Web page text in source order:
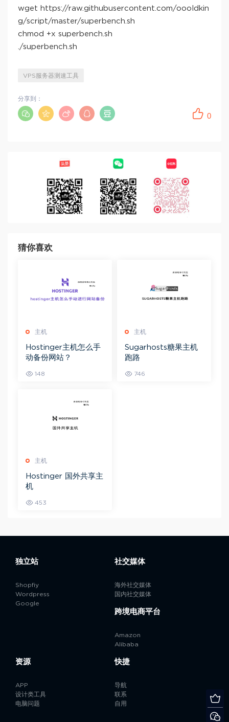
wget https://raw.githubusercontent.com/oooldkin
g/script/master/superbench.sh
chmod +x superbench.sh
./superbench.sh
VPS服务器测速工具
0
分享到：
猜你喜欢
主机
Hostinger主机怎么手
动备份网站？
148
主机
Sugarhosts糖果主机
跑路
746
主机
Hostinger 国外共享主
机
453
独立站
Shopfiy
Wordpress
Google
社交媒体
海外社交媒体
国内社交媒体
跨境电商平台
Amazon
Alibaba
资源
APP
设计类工具
电脑问题
快捷
导航
联系
自用